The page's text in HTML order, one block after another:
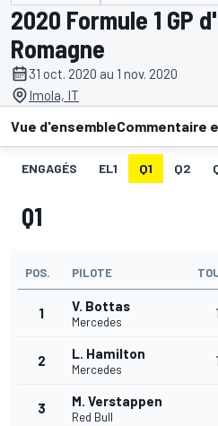
2020 Formule 1 GP
Romagne
31 oct. 2020 au 1 nov. 2020
Imola, IT
Vue d'ensembleCommentaire
ENGAGÉS EL1 Q1 Q2
Q1
POS. PILOTE
1 V. Bottas
Mercedes
2 L. Hamilton
Mercedes
3 M. Verstappen
Red Bull